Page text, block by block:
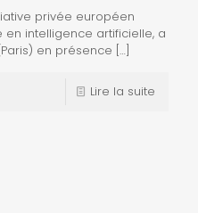
privée européen
intelligence artificielle, a
en présence […]
Lire la suite